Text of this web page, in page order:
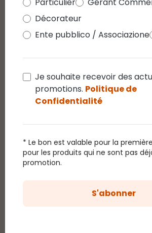
Décorateur
Ente pubblico / Associazione
Je souhaite recevoir des
promotions. Politique de
Confidentialité
* Le bon est valable pour la
pour les produits qui ne sont pas
promotion.
S'abonner
rossi
Note moyenne de 5 sur 5 étoiles
5
Ottimo prodotto, servizio di
2 novembre 2024
5 / 5 - Catena Nastro di Luce
5/5
Sono anni che le uso ottimo
perfetto
4 / 5 - Catena Nastro di Luce